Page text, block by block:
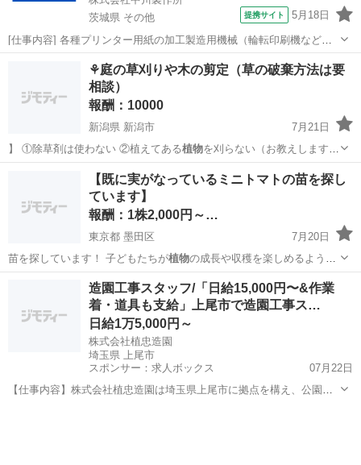
茨城県 その他
提携サイト 5月18日
[仕事内容] 各種プリンター用紙の加工製造用機械（輪転印刷機など）
の 操作をお任せします。 ＜具体的には…＞ ・印刷機械やスリッター
機の操作、製品の製造 ・製品に応じた機械の設定・調整 （裁断・型
抜き・ミシン目・穴開け加...
工場
⚘庭の草刈りや木の剪定（草の破棄方法は要
相談）
報酬：10000
新潟県 新潟市
7月21日
️】 ①除草剤は使わない ②植えてある植物を刈らない（お教えします）
報酬はこ…
手伝って/助けて
【既に実がなっているミニトマトの苗を探し
ています】
報酬：1株2,000円～…
東京都 墨田区
7月20日
苗を探しています！ 子どもたちが植物の成長や収穫を楽しめるよう、
実がたくさ…墨田区 買いたい/ください
造園工事スタッフ/「日給15,000円〜&作業
着・道具も支給」上尾市で造園工事ス…
日給1万5,000円～
株式会社植忠造園
埼玉県 上尾市
スポンサー：求人ボックス
07月22日
【仕事内容】株式会社植忠造園は埼玉県上尾市に拠点を構え、公園や